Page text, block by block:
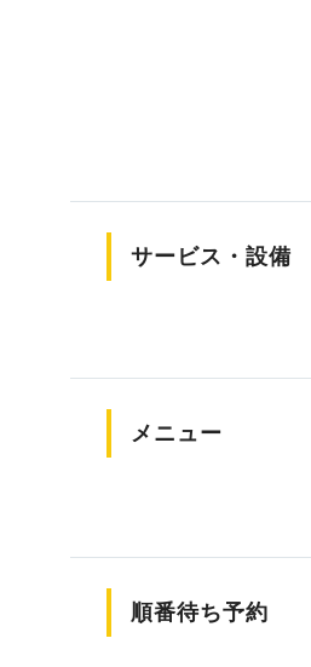
サービス・設備
メニュー
順番待ち予約